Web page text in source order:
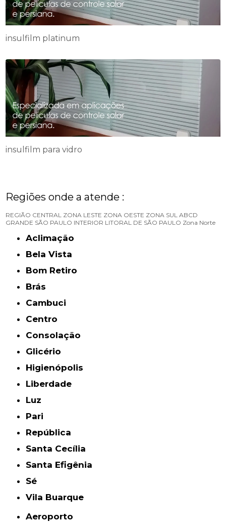
insulfilm platinum
insulfilm para vidro
Regiões onde a atende :
REGIÃO CENTRAL ZONA LESTE ZONA OESTE ZONA SUL ABCD
GRANDE SÃO PAULO INTERIOR LITORAL DE SÃO PAULO Zona Norte
Aclimação
Bela Vista
Bom Retiro
Brás
Cambuci
Centro
Consolação
Glicério
Higienópolis
Liberdade
Luz
Pari
República
Santa Cecília
Santa Efigênia
Sé
Vila Buarque
Aeroporto